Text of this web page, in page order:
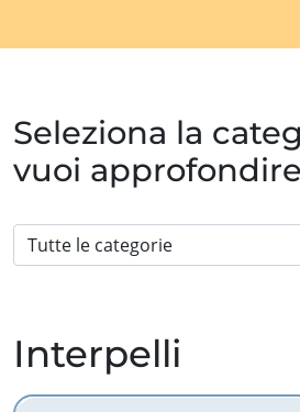
Seleziona la
vuoi approfondire
Interpelli